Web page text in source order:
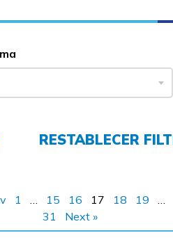
RESTABLECER
1 … 15 16 17 18 19
…
31
Next »